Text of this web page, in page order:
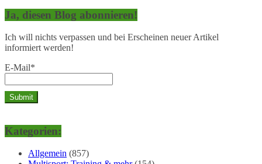
Ja, diesen Blog abonnieren!
Ich will nichts verpassen und bei Erscheinen neuer Artikel
informiert werden!
E-Mail*
Kategorien:
Allgemein (857)